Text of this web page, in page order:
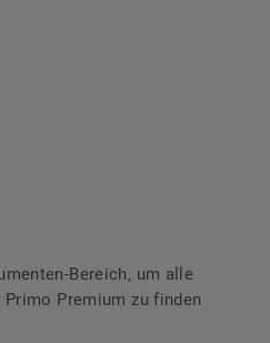
Bereich, um alle
Premium zu finden